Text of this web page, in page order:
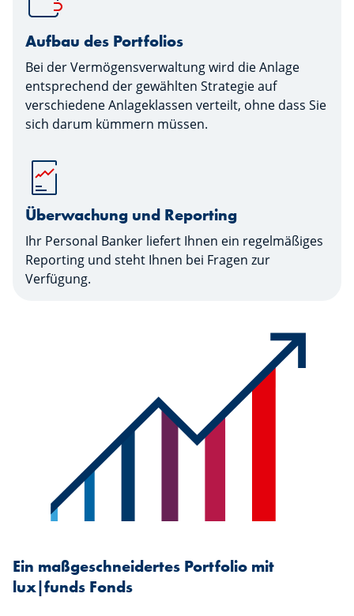
Aufbau des Portfolios
Bei der Vermögensverwaltung wird die Anlage
entsprechend der gewählten Strategie auf
verschiedene Anlageklassen verteilt, ohne dass Sie
sich darum kümmern müssen.
Überwachung und Reporting
Ihr Personal Banker liefert Ihnen ein regelmäßiges
Reporting und steht Ihnen bei Fragen zur
Verfügung.
Ein maßgeschneidertes Portfolio mit
lux|funds Fonds